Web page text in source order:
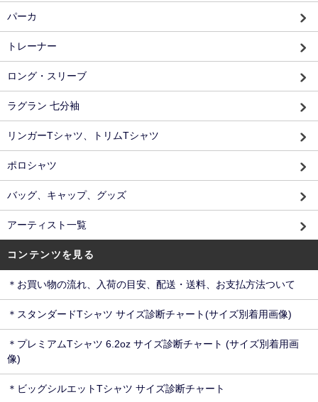
パーカ
トレーナー
ロング・スリーブ
ラグラン 七分袖
リンガーTシャツ、トリムTシャツ
ポロシャツ
バッグ、キャップ、グッズ
アーティスト一覧
コンテンツを見る
＊お買い物の流れ、入荷の目安、配送・送料、お支払方法ついて
＊スタンダードTシャツ サイズ診断チャート(サイズ別着用画像)
＊プレミアムTシャツ 6.2oz サイズ診断チャート (サイズ別着用画
像)
＊ビッグシルエットTシャツ サイズ診断チャート